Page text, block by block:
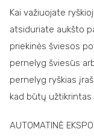
Kai važiuojate
atsiduriate aukšto
priekinės šviesos
pernelyg šviesūs
pernelyg ryškias
kad būtų užtikrintas
AUTOMATINĖ